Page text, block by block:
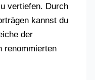
vertiefen. Durch
kannst du
der
renommierten